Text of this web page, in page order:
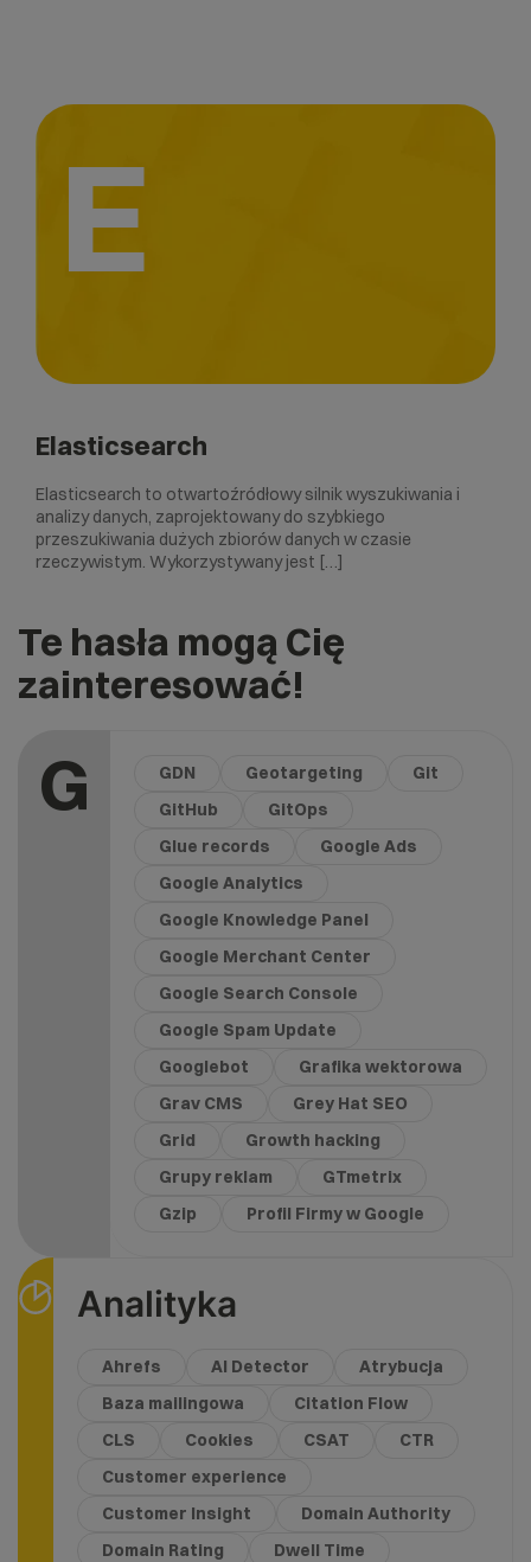
E
Elasticsearch
Elasticsearch to otwartoźródłowy silnik wyszukiwania i
analizy danych, zaprojektowany do szybkiego
przeszukiwania dużych zbiorów danych w czasie
rzeczywistym. Wykorzystywany jest […]
Te hasła mogą Cię
zainteresować!
G GDN Geotargeting
Git
GitHub
GitOps
Glue records
Google Ads
Google Analytics
Google Knowledge Panel
Google Merchant Center
Google Search Console
Google Spam Update
Googlebot
Grafika wektorowa
Grav CMS
Grey Hat SEO
Grid
Growth hacking
Grupy reklam
GTmetrix
Gzip
Profil Firmy w Google
Analityka
Ahrefs AI Detector
Atrybucja
Baza mailingowa
Citation Flow
CLS
Cookies CSAT
CTR
Customer experience
Customer Insight
Domain Authority
Domain Rating
Dwell Time